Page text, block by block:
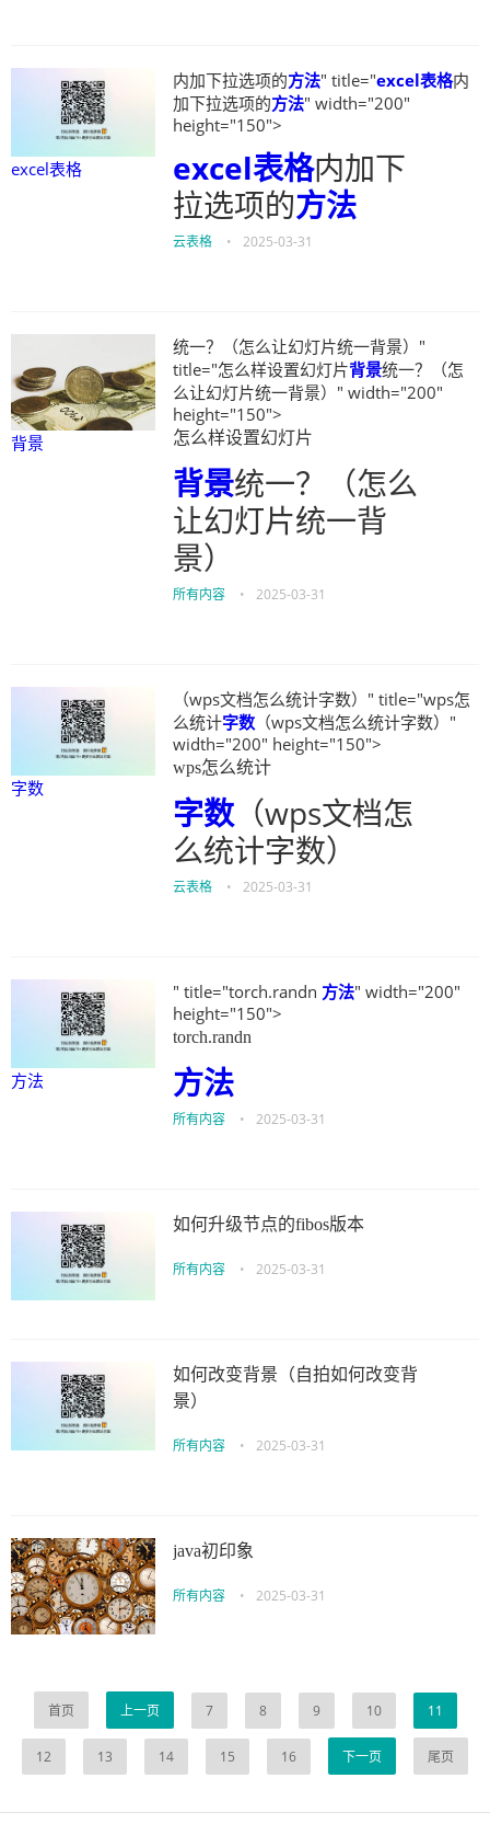
excel表格
内加下拉选项的方法" title="excel表格内
加下拉选项的方法" width="200"
height="150">
excel表格内加下
拉选项的方法
云表格 • 2025-03-31
背景
统一？（怎么让幻灯片统一背景）"
title="怎么样设置幻灯片背景统一？（怎
么让幻灯片统一背景）" width="200"
height="150">
怎么样设置幻灯片
背景统一？（怎么
让幻灯片统一背
景）
所有内容 • 2025-03-31
字数
（wps文档怎么统计字数）" title="wps怎
么统计字数 （wps文档怎么统计字数）"
width="200" height="150">
wps怎么统计
字数（wps文档怎
么统计字数）
云表格 • 2025-03-31
方法
" title="torch.randn 方法" width="200"
height="150">
torch.randn
方法
所有内容 • 2025-03-31
如何升级节点的fibos版本
所有内容 • 2025-03-31
如何改变背景（自拍如何改变背
景）
所有内容 • 2025-03-31
java初印象
所有内容 • 2025-03-31
首页 上一页 7 8 9 10 11
12 13 14 15 16 下一页 尾页